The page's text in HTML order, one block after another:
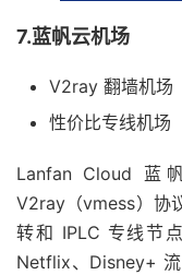
7.蓝帆云机场
V2ray 翻墙机场
性价比专线机场
Lanfan Cloud 蓝
V2ray（vmess）协
转和 IPLC 专线节
Netflix、Disney+